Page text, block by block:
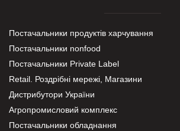
Постачальники продуктів харчування
Постачальники nonfood
Постачальники Private Label
Retail. Роздрібні мережі, Магазини
Дистрибутори України
Агропромисловий комплекс
Постачальники обладнання